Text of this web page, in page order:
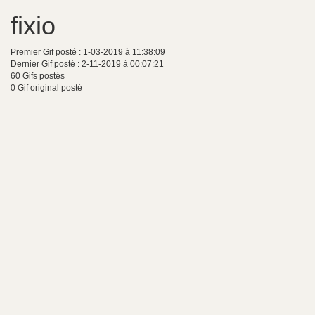
fixio
Premier Gif posté : 1-03-2019 à 11:38:09
Dernier Gif posté : 2-11-2019 à 00:07:21
60 Gifs postés
0 Gif original posté